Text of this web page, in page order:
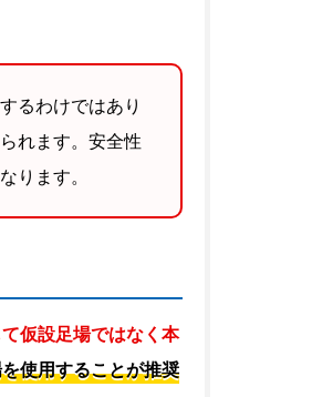
るわけではあり
れます。安全性
ります。
仮設足場ではなく本
使用することが推奨